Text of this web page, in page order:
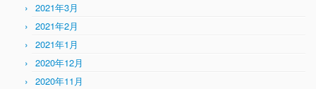
2021年3月
2021年2月
2021年1月
2020年12月
2020年11月